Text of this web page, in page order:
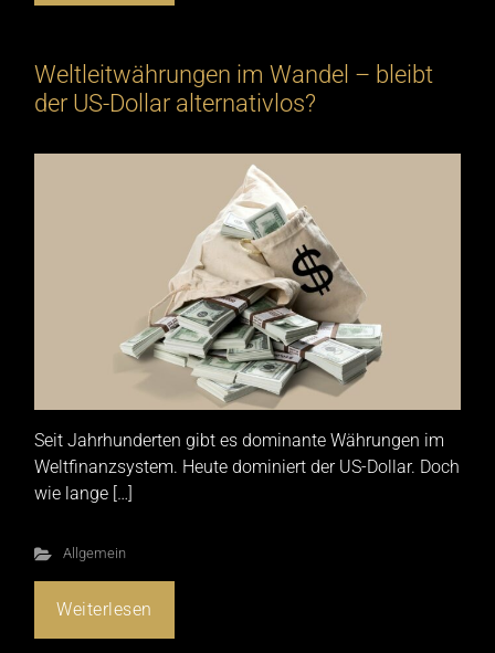
Weltleitwährungen im Wandel – bleibt
der US-Dollar alternativlos?
Seit Jahrhunderten gibt es dominante Währungen im
Weltfinanzsystem. Heute dominiert der US-Dollar. Doch
wie lange […]
Allgemein
Weiterlesen